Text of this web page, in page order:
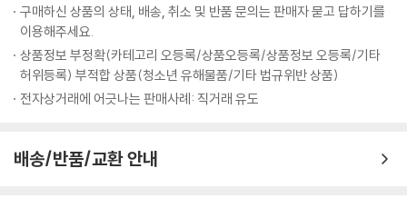
거야」, 199~200쪽
저자는 요리사로서 결코 녹록치 않은 자신의 경험을 소설 속의 인물과 상
황에 오버랩시키며 다양한 주제를 소화해간다. 애틋한 연애와 삶을 잠식하
는 권태, 이상적인 결혼식과 무덤덤한 생일, 정신을 마취시키는 술과 정을
키면서 엮여가는 이야기들은 단순히 책에 대한 감상이나 신기한 요리 얘기
구매하신 상품의 상태, 배송, 취소 및 반품 문의는 판매자 묻고 답하기를
이용해주세요.
상품정보 부정확(카테고리 오등록/상품오등록/상품정보 오등록/기타
허위등록) 부적합 상품(청소년 유해물품/기타 법규위반 상품)
전자상거래에 어긋나는 판매사례: 직거래 유도
배송/반품/교환 안내